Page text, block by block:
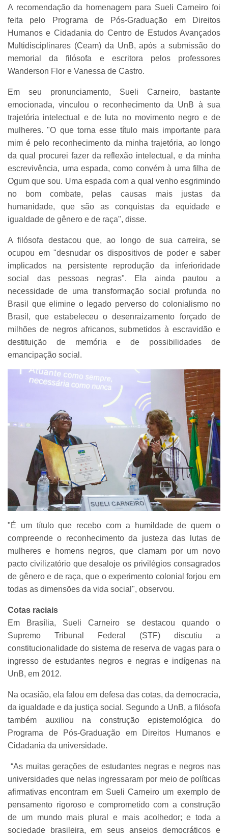
A recomendação da homenagem para Sueli Carneiro foi
feita pelo Programa de Pós-Graduação em Direitos
Humanos e Cidadania do Centro de Estudos Avançados
Multidisciplinares (Ceam) da UnB, após a submissão do
memorial da filósofa e escritora pelos professores
Wanderson Flor e Vanessa de Castro.
Em seu pronunciamento, Sueli Carneiro, bastante
emocionada, vinculou o reconhecimento da UnB à sua
trajetória intelectual e de luta no movimento negro e de
mulheres. "O que torna esse título mais importante para
mim é pelo reconhecimento da minha trajetória, ao longo
da qual procurei fazer da reflexão intelectual, e da minha
escrevivência, uma espada, como convém à uma filha de
Ogum que sou. Uma espada com a qual venho esgrimindo
no bom combate, pelas causas mais justas da
humanidade, que são as conquistas da equidade e
igualdade de gênero e de raça", disse.
A filósofa destacou que, ao longo de sua carreira, se
ocupou em "desnudar os dispositivos de poder e saber
implicados na persistente reprodução da inferioridade
social das pessoas negras". Ela ainda pautou a
necessidade de uma transformação social profunda no
Brasil que elimine o legado perverso do colonialismo no
Brasil, que estabeleceu o desenraizamento forçado de
milhões de negros africanos, submetidos à escravidão e
destituição de memória e de possibilidades de
emancipação social.
"É um título que recebo com a humildade de quem o
compreende o reconhecimento da justeza das lutas de
mulheres e homens negros, que clamam por um novo
pacto civilizatório que desaloje os privilégios consagrados
de gênero e de raça, que o experimento colonial forjou em
todas as dimensões da vida social", observou.
Cotas raciais
Em Brasília, Sueli Carneiro se destacou quando o
Supremo Tribunal Federal (STF) discutiu a
constitucionalidade do sistema de reserva de vagas para o
ingresso de estudantes negros e negras e indígenas na
UnB, em 2012.
Na ocasião, ela falou em defesa das cotas, da democracia,
da igualdade e da justiça social. Segundo a UnB, a filósofa
também auxiliou na construção epistemológica do
Programa de Pós-Graduação em Direitos Humanos e
Cidadania da universidade.
“As muitas gerações de estudantes negras e negros nas
universidades que nelas ingressaram por meio de políticas
afirmativas encontram em Sueli Carneiro um exemplo de
pensamento rigoroso e comprometido com a construção
de um mundo mais plural e mais acolhedor; e toda a
sociedade brasileira, em seus anseios democráticos e